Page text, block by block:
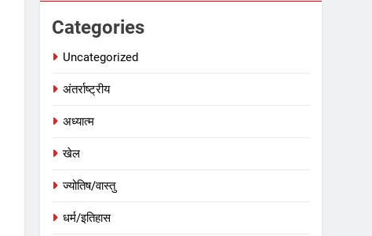
Categories
Uncategorized
अंतर्राष्ट्रीय
अध्यात्म
खेल
ज्योतिष/वास्तु
धर्म/इतिहास